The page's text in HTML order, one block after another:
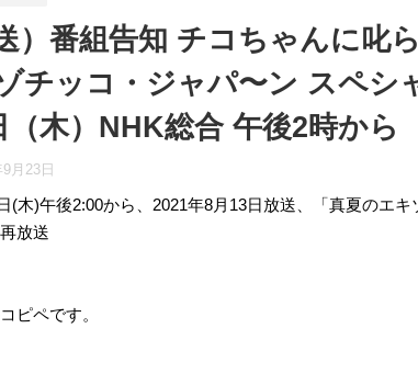
）番組告知 チコちゃんに叱
チッコ・ジャパ〜ン スペシ
（木）NHK総合 午後2時から
月23日
(木)午後2:00から、2021年8月13日放送、「真夏のエ
放送
ピペです。